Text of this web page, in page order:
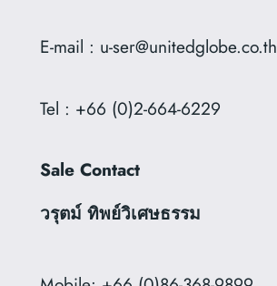
E-mail : u-ser@unitedglobe.co.th
Tel : +66 (0)2-664-6229
Sale Contact
วรุตม์ ทิพย์วิเศษธรรม